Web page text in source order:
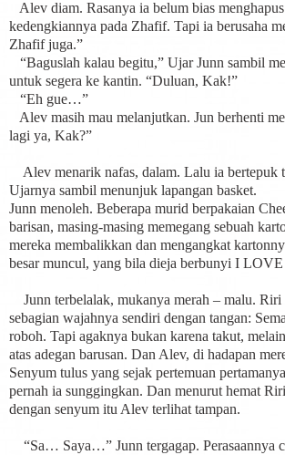
Alev diam. Rasanya ia belum bias
kedengkiannya pada Zhafif. Tapi ia berusaha
Zhafif juga.”
“Baguslah kalau begitu,” Ujar Junn sambil
untuk segera ke kantin. “Duluan, Kak!”
“Eh gue…”
Alev masih mau melanjutkan. Jun berhenti
lagi ya, Kak?”
Alev menarik nafas, dalam. Lalu ia bertepuk
Ujarnya sambil menunjuk lapangan basket.
Junn menoleh. Beberapa murid berpakaian
barisan, masing-masing memegang sebuah
mereka membalikkan dan mengangkat
besar muncul, yang bila dieja berbunyi I
Junn terbelalak, mukanya merah – malu. Riri
sebagian wajahnya sendiri dengan tangan:
roboh. Tapi agaknya bukan karena takut,
atas adegan barusan. Dan Alev, di hadapan
Senyum tulus yang sejak pertemuan
pernah ia sunggingkan. Dan menurut hemat
dengan senyum itu Alev terlihat tampan.
“Sa… Saya…” Junn tergagap. Perasaannya